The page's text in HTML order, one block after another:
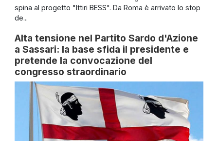
spina al progetto "Ittiri BESS". Da Roma è arrivato lo stop
de...
Alta tensione nel Partito Sardo d'Azione
a Sassari: la base sfida il presidente e
pretende la convocazione del
congresso straordinario